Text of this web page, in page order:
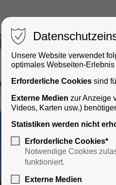
Bauen &
Unsere Website verwendet
optimales Webseiten-Erlebnis
Erforderliche Cookiessind
Externe Medien zur Anzeige
Videos, Karten usw.)
Statistiken werden nicht
Erforderliche Cookies*
Notwendige Cookies
funktioniert.
Externe Medien